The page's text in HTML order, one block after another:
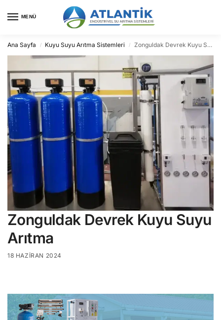
MENÜ
Ana Sayfa / Kuyu Suyu Arıtma Sistemleri / Zonguldak Devrek Kuyu Suyu Arıtma
Zonguldak Devrek Kuyu Suyu
Arıtma
18 HAZIRAN 2024